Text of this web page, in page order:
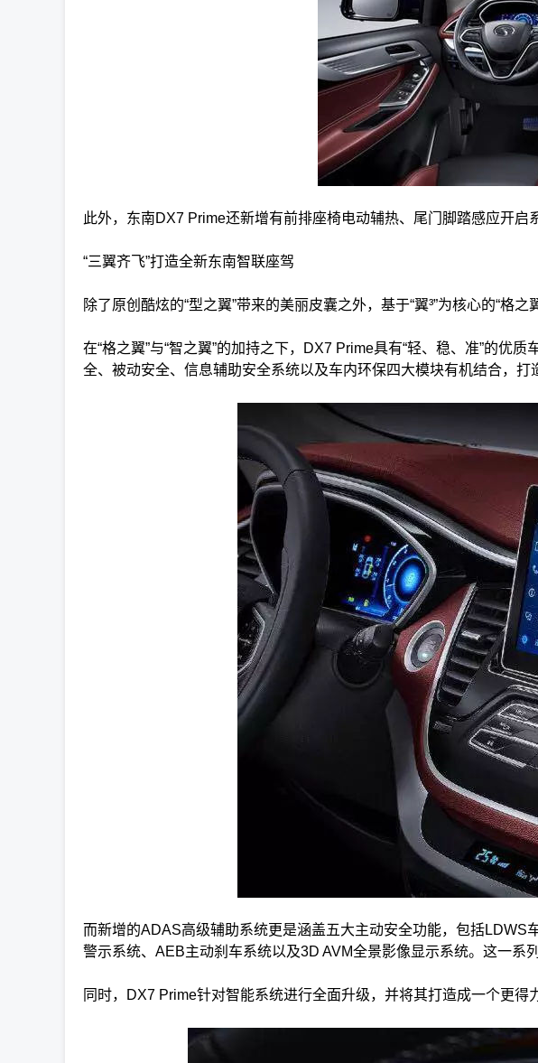
此外，东南DX7 Prime还新增有前排座椅电动辅热、尾门脚踏感应开启
“三翼齐飞”打造全新东南智联座驾
除了原创酷炫的“型之翼”带来的美丽皮囊之外，基于“翼³”为核心的“格之
在“格之翼”与“智之翼”的加持之下，DX7 Prime具有“轻、稳、准”的优
全、被动安全、信息辅助安全系统以及车内环保四大模块有机结合，打
而新增的ADAS高级辅助系统更是涵盖五大主动安全功能，包括
警示系统、AEB主动刹车系统以及3D AVM全景影像显示系统。这一系
同时，DX7 Prime针对智能系统进行全面升级，并将其打造成一个更得